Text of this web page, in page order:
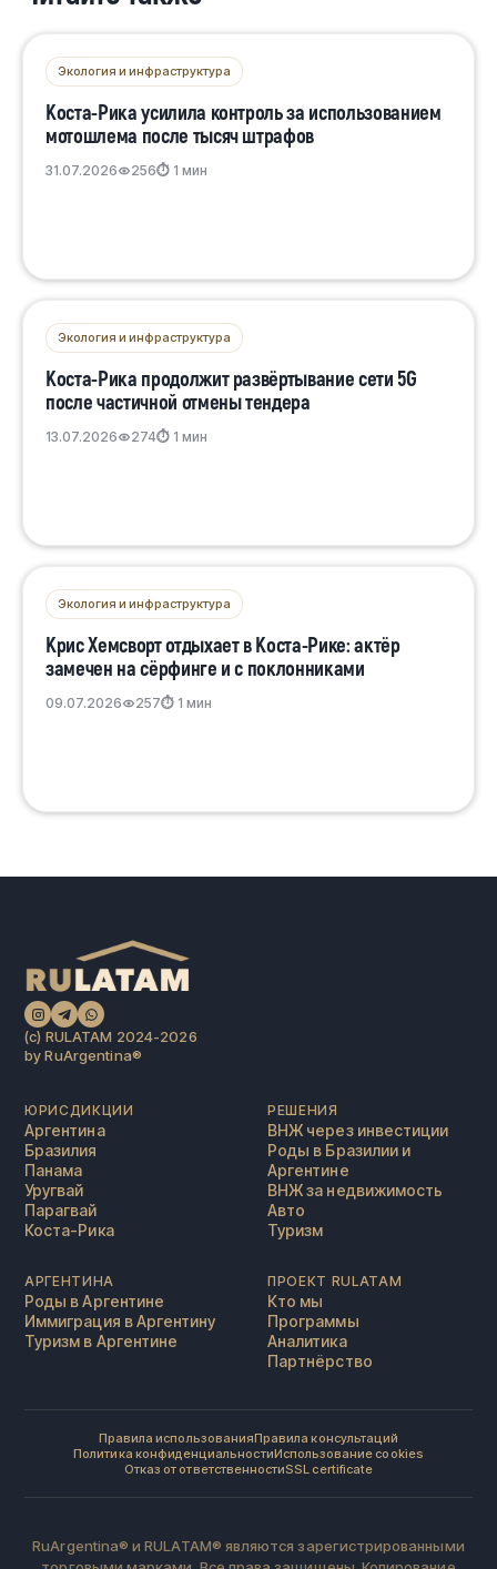
Экология и инфраструктура
Коста-Рика усилила контроль за использованием
мотошлема после тысяч штрафов
31.07.2026 256⏱ 1 мин
Экология и инфраструктура
Коста-Рика продолжит развёртывание сети 5G
после частичной отмены тендера
13.07.2026 274⏱ 1 мин
Экология и инфраструктура
Крис Хемсворт отдыхает в Коста-Рике: актёр
замечен на сёрфинге и с поклонниками
09.07.2026 257⏱ 1 мин
(c) RULATAM 2024-2026
by RuArgentina®️
ЮРИСДИКЦИИ
Аргентина
Бразилия
Панама
Уругвай
Парагвай
Коста-Рика
РЕШЕНИЯ
ВНЖ через инвестиции
Роды в Бразилии и
Аргентине
ВНЖ за недвижимость
Авто
Туризм
АРГЕНТИНА
Роды в Аргентине
Иммиграция в Аргентину
Туризм в Аргентине
ПРОЕКТ RULATAM
Кто мы
Программы
Аналитика
Партнёрство
Правила использованияПравила консультаций
Политика конфиденциальностиИспользование cookies
Отказ от ответственностиSSL certificate
RuArgentina® и RULATAM® являются зарегистрированными